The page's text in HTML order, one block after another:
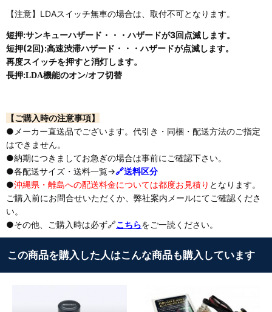
【注意】LDAスイッチ無車の場合は、取付不可となります。
短押:サンキューハザード・・・ハザードが3回点滅します。
短押(2回):高速渋滞ハザード・・・ハザードが点滅します。
再度スイッチを押すと消灯します。
長押:LDA機能のオン/オフ切替
【ご購入時の注意事項】
●メーカー直送品でございます。代引き・同梱・配送方法のご指定
はできません。
●納期につきましてお急ぎの場合は事前にご確認下さい。
●各配送サイズ・送料一覧→🔗送料区分
●沖縄県・離島への配送料金については都度お見積り となります。
ご購入前にお問合せいただくか、弊社案内メールにてご確認くださ
い。
●その他、ご購入時は必ず🔗こちらをご一読ください。
この商品を購入した人はこんな商品も購入しています